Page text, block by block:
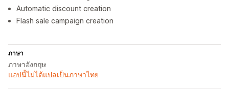
Automatic discount creation
Flash sale campaign creation
ภาษา
ภาษาอังกฤษ
แอปนี้ไม่ได้แปลเป็นภาษาไทย